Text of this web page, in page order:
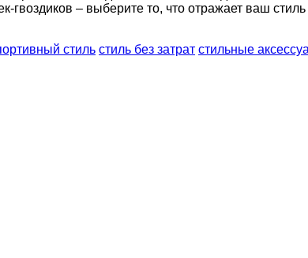
– выберите то, что отражает ваш
стиль стиль без затрат стильные